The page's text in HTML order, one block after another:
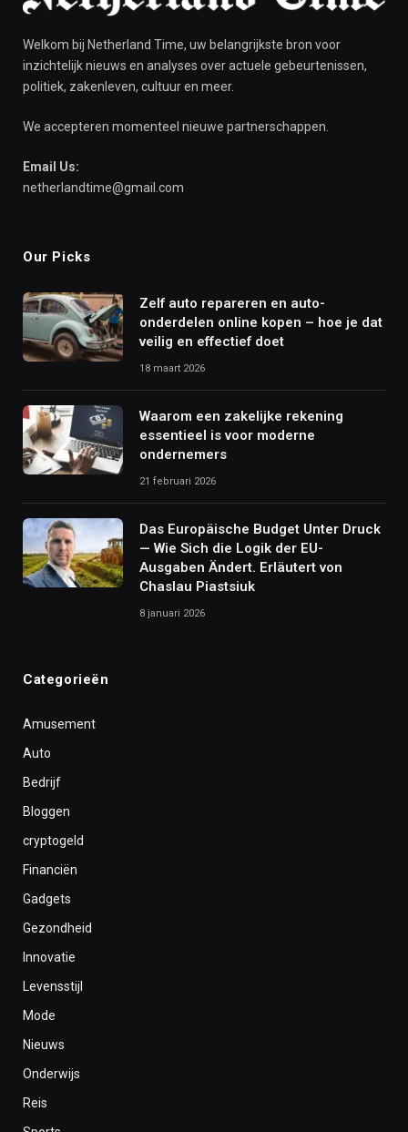
Welkom bij Netherland Time, uw belangrijkste bron voor
inzichtelijk nieuws en analyses over actuele gebeurtenissen,
politiek, zakenleven, cultuur en meer.
We accepteren momenteel nieuwe partnerschappen.
Email Us:
netherlandtime@gmail.com
Our Picks
Zelf auto repareren en auto-
onderdelen online kopen – hoe je dat
veilig en effectief doet
18 maart 2026
Waarom een zakelijke rekening
essentieel is voor moderne
ondernemers
21 februari 2026
Das Europäische Budget Unter Druck
— Wie Sich die Logik der EU-
Ausgaben Ändert. Erläutert von
Chaslau Piastsiuk
8 januari 2026
Categorieën
Amusement
Auto
Bedrijf
Bloggen
cryptogeld
Financiën
Gadgets
Gezondheid
Innovatie
Levensstijl
Mode
Nieuws
Onderwijs
Reis